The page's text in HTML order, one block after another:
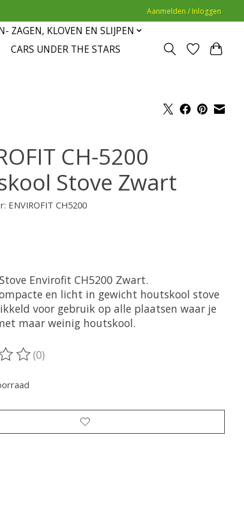
Aanmelden / Inloggen
ZAGEN, KLOVEN EN SLIJPEN
CARS UNDER THE STARS
CH-5200
Stove Zwart
ENVIROFIT CH5200
Envirofit CH5200 Zwart.
en licht in gewicht houtskool stove
voor gebruik op alle plaatsen waar je
maar weinig houtskool.
van dit product is
(0)